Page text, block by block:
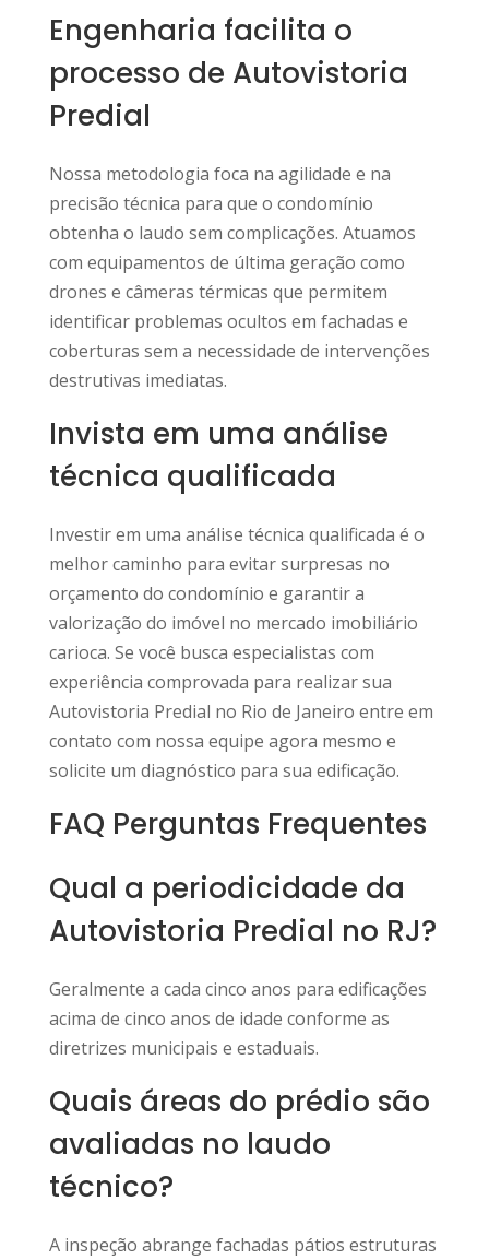
Engenharia facilita o
processo de Autovistoria
Predial
Nossa metodologia foca na agilidade e na
precisão técnica para que o condomínio
obtenha o laudo sem complicações. Atuamos
com equipamentos de última geração como
drones e câmeras térmicas que permitem
identificar problemas ocultos em fachadas e
coberturas sem a necessidade de intervenções
destrutivas imediatas.
Invista em uma análise
técnica qualificada
Investir em uma análise técnica qualificada é o
melhor caminho para evitar surpresas no
orçamento do condomínio e garantir a
valorização do imóvel no mercado imobiliário
carioca. Se você busca especialistas com
experiência comprovada para realizar sua
Autovistoria Predial no Rio de Janeiro entre em
contato com nossa equipe agora mesmo e
solicite um diagnóstico para sua edificação.
FAQ Perguntas Frequentes
Qual a periodicidade da
Autovistoria Predial no RJ?
Geralmente a cada cinco anos para edificações
acima de cinco anos de idade conforme as
diretrizes municipais e estaduais.
Quais áreas do prédio são
avaliadas no laudo
técnico?
A inspeção abrange fachadas pátios estruturas